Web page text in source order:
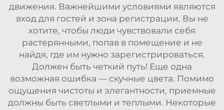
движения. Важнейшими условиями являются
вход для гостей и зона регистрации. Вы не
хотите, чтобы люди чувствовали себя
растерянными, попав в помещение и не
найдя, где им нужно зарегистрироваться.
Должен быть четкий путь! Еще одна
возможная ошибка — скучные цвета. Помимо
ощущения чистоты и элегантности, приемные
должны быть светлыми и теплыми. Некоторые